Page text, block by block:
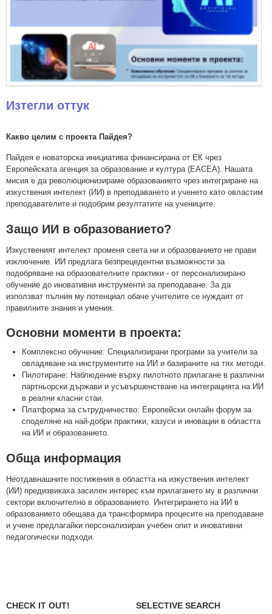
Изтегли оттук
Какво целим с проекта Пайдея?
Пайдея е новаторска инициатива финансирана от ЕК чрез
Европейската агенция за образование и култура (EACEA). Нашата
мисия е да революционизираме образованието чрез интегриране на
изкуствения интелект (ИИ) в преподаването и ученето като овластим
преподавателите и подобрим резултатите на учениците.
Защо ИИ в образованието?
Изкуственият интелект променя света ни и образованието не прави
изключение. ИИ предлага безпрецедентни възможности за
подобряване на образователните практики - от персонализирано
обучение до иновативни инструменти за преподаване. За да
използват пълния му потенциал обаче учителите се нуждаят от
правилните знания и умения.
Основни моменти в проекта:
Комплексно обучение: Специализирани програми за учители за
овладяване на инструментите на ИИ и базираните на тях методи.
Пилотиране: Наблюдение върху пилотното прилагане в различни
партньорски държави и усъвършенстване на интеграцията на ИИ
в реални класни стаи.
Платформа за сътрудничество: Европейски онлайн форум за
споделяне на най-добри практики, казуси и иновации в областта
на ИИ и образованието.
Обща информация
Неотдавнашните постижения в областта на изкуствения интелект
(ИИ) предизвикаха засилен интерес към прилагането му в различни
сектори включително в образованието. Интегрирането на ИИ в
образованието обещава да трансформира процесите на преподаване
и учене предлагайки персонализиран учебен опит и иновативни
педагогически подходи.
CHECK IT OUT! SELECTIVE SEARCH